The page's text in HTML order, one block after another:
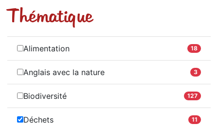
Thématique
Alimentation 18
Anglais avec la nature 3
Biodiversité 127
Déchets 11